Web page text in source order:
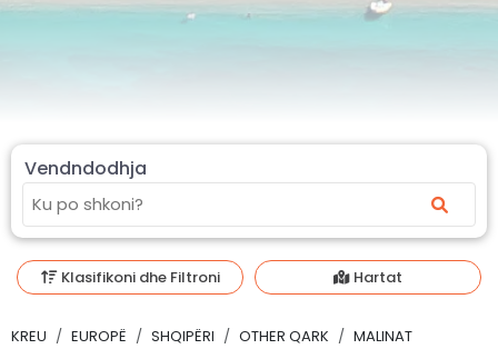
Vendndodhja
Klasifikoni dhe Filtroni Hartat
KREU EUROPË SHQIPËRI OTHER QARK MALINAT